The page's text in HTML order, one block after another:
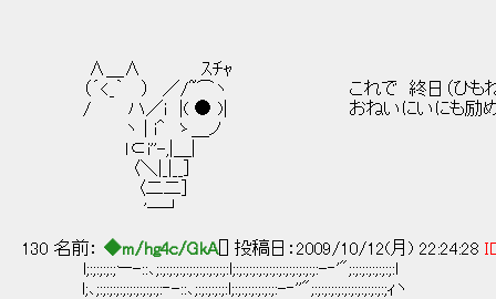
∧＿∧ ｽﾁｬ
（´<_｀ ） ／/~⌒ヽ これで 終日（ひもねす）
/ ハ／i |( ● )| おねいにいにも励めると
ヽ | i＾ ゝ＿ノ
ｌ⊂i''-,|＿|
〈＼|_|__］
〈二二］
'─┘
130 名前： ◆m/hg4c/GkA[] 投稿日：2009/10/12(月) 22:24:28
l;:;:;:;:;ー-::､;:;:;:;:;:;:;:;:;:;:;:l;:;:;:;:;:;:;:;:;:;:;:;:;:-‐'";:;:;:;:;:;:;:l
l;､;:;:;:;:;:;:;:;:;:;:‐-::､;:;:;:;:;:l;:;:;:;:;:;:;:-‐''";:;:;:;:;:;:;:;:;:;:;:;ｨヽ